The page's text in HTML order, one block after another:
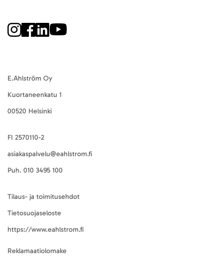
E.Ahlström Oy
Kuortaneenkatu 1
00520 Helsinki
FI 2570110-2
asiakaspalvelu@eahlstrom.fi
Puh. 010 3495 100
Tilaus- ja toimitusehdot
Tietosuojaseloste
https://www.eahlstrom.fi
Reklamaatiolomake